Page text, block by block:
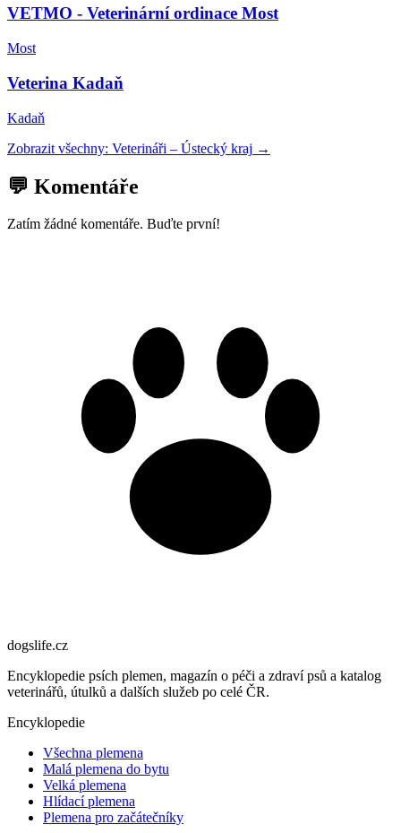
VETMO - Veterinární ordinace Most
Most
Veterina Kadaň
Kadaň
Zobrazit všechny: Veterináři – Ústecký kraj →
💬 Komentáře
Zatím žádné komentáře. Buďte první!
dogslife.cz
Encyklopedie psích plemen, magazín o péči a zdraví psů a katalog
veterinářů, útulků a dalších služeb po celé ČR.
Encyklopedie
Všechna plemena
Malá plemena do bytu
Velká plemena
Hlídací plemena
Plemena pro začátečníky